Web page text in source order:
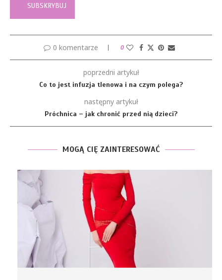
0 komentarze 0
poprzedni artykuł
Co to jest infuzja tlenowa i na czym polega?
następny artykuł
Próchnica – jak chronić przed nią dzieci?
MOGĄ CIĘ ZAINTERESOWAĆ